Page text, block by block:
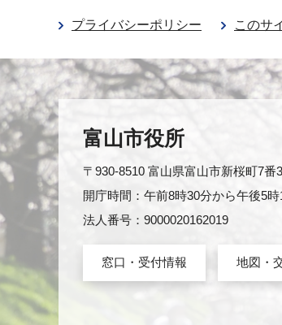
プライバシーポリシー このサ
富山市役所
〒930-8510 富山県富山市新桜町7
開庁時間：午前8時30分から午後5
法人番号：9000020162019
窓口・受付情報 地図・